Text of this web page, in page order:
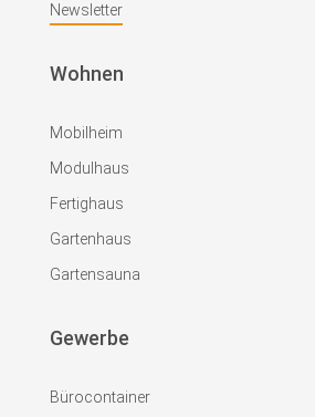
Newsletter
Wohnen
Mobilheim
Modulhaus
Fertighaus
Gartenhaus
Gartensauna
Gewerbe
Bürocontainer